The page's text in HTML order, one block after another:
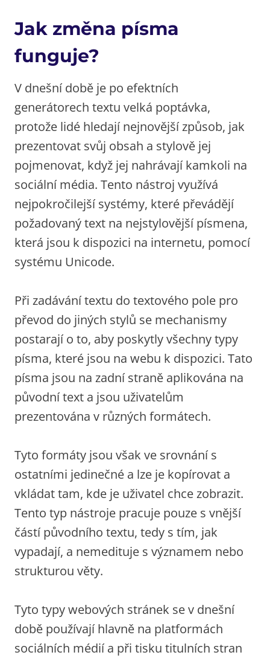
Jak změna písma
funguje?
V dnešní době je po efektních
generátorech textu velká poptávka,
protože lidé hledají nejnovější způsob, jak
prezentovat svůj obsah a stylově jej
pojmenovat, když jej nahrávají kamkoli na
sociální média. Tento nástroj využívá
nejpokročilejší systémy, které převádějí
požadovaný text na nejstylovější písmena,
která jsou k dispozici na internetu, pomocí
systému Unicode.
Při zadávání textu do textového pole pro
převod do jiných stylů se mechanismy
postarají o to, aby poskytly všechny typy
písma, které jsou na webu k dispozici. Tato
písma jsou na zadní straně aplikována na
původní text a jsou uživatelům
prezentována v různých formátech.
Tyto formáty jsou však ve srovnání s
ostatními jedinečné a lze je kopírovat a
vkládat tam, kde je uživatel chce zobrazit.
Tento typ nástroje pracuje pouze s vnější
částí původního textu, tedy s tím, jak
vypadají, a nemedituje s významem nebo
strukturou věty.
Tyto typy webových stránek se v dnešní
době používají hlavně na platformách
sociálních médií a při tisku titulních stran